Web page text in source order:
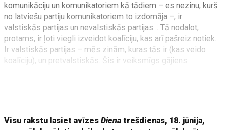
komunikāciju un komunikatoriem kā tādiem – es nezinu, kurš
no latviešu partiju komunikatoriem to izdomāja –, ir
valstiskās partijas un nevalstiskās partijas… Tā nodalot,
protams, ir ļoti viegli izveidot koalīciju, kas arī pašreiz notiek.
Ir valstiskās partijas – mēs zinām, kuras tās ir (kas veido
koalīciju), un pretvalstiskās. Šis ir veiksmīgs gājiens.
Visu rakstu lasiet avīzesDiena trešdienas, 18. jūnija,